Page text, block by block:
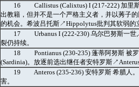
16 Callistus (Calixtus) I (217-222) 加里
出教籍，但并不是一个严格主义者，并以莠子
的机会。希波吕托斯↗Hippolytus批判其软弱
17 Urbanus I (222-230) 乌尔巴努斯一世
裂仍持续。
18 Pontianus (230-235) 蓬蒂阿努斯 被罗
(Sardinia)。放逐前选出继任者安特罗斯
19 Anteros (235-236) 安特罗斯 希腊人。
害。